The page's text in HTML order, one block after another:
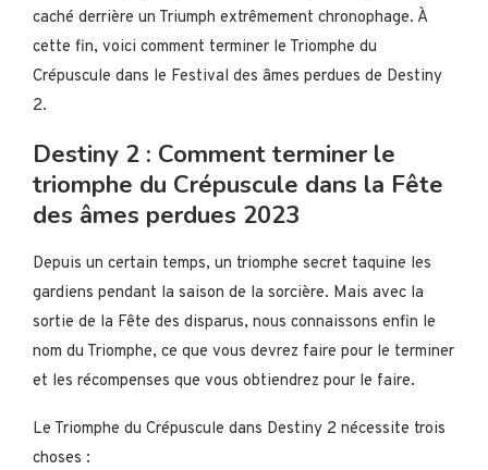
caché derrière un Triumph extrêmement chronophage. À
cette fin, voici comment terminer le Triomphe du
Crépuscule dans le Festival des âmes perdues de Destiny
2.
Destiny 2 : Comment terminer le
triomphe du Crépuscule dans la Fête
des âmes perdues 2023
Depuis un certain temps, un triomphe secret taquine les
gardiens pendant la saison de la sorcière. Mais avec la
sortie de la Fête des disparus, nous connaissons enfin le
nom du Triomphe, ce que vous devrez faire pour le terminer
et les récompenses que vous obtiendrez pour le faire.
Le Triomphe du Crépuscule dans Destiny 2 nécessite trois
choses :